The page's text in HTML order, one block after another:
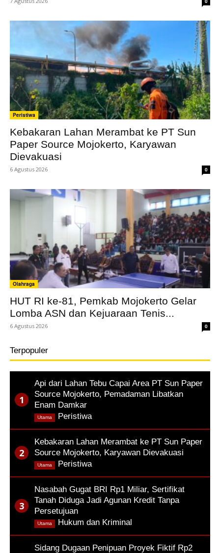
Peristiwa
Kebakaran Lahan Merambat ke PT Sun
Paper Source Mojokerto, Karyawan
Dievakuasi
6 Agustus 2026 0
Olahraga
HUT RI ke-81, Pemkab Mojokerto Gelar
Lomba ASN dan Kejuaraan Tenis...
6 Agustus 2026 0
Terpopuler
Api dari Lahan Tebu Capai Area PT Sun Paper
Source Mojokerto, Pemadaman Libatkan
Enam Damkar
Peristiwa
Utama
Kebakaran Lahan Merambat ke PT Sun Paper
Source Mojokerto, Karyawan Dievakuasi
Peristiwa
Utama
Nasabah Gugat BRI Rp1 Miliar, Sertifikat
Tanah Diduga Jadi Agunan Kredit Tanpa
Persetujuan
Hukum dan Kriminal
Utama
Sidang Dugaan Penipuan Proyek Fiktif Rp2